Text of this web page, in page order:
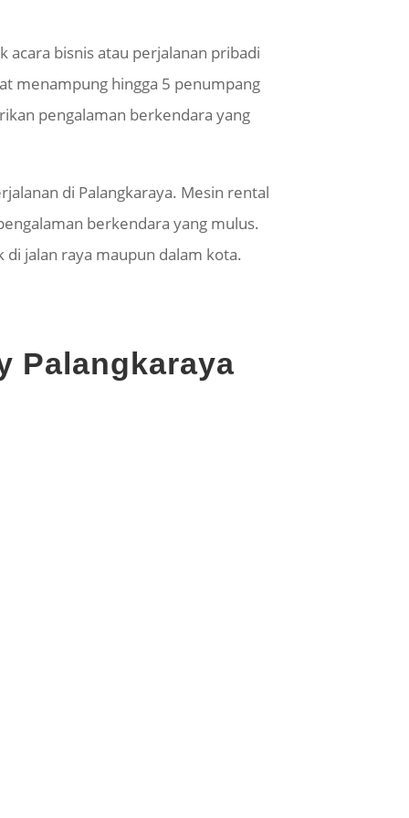
acara bisnis atau perjalanan pribadi
menampung hingga 5 penumpang
pengalaman berkendara yang
di Palangkaraya. Mesin rental
berkendara yang mulus.
jalan raya maupun dalam kota.
Palangkaraya